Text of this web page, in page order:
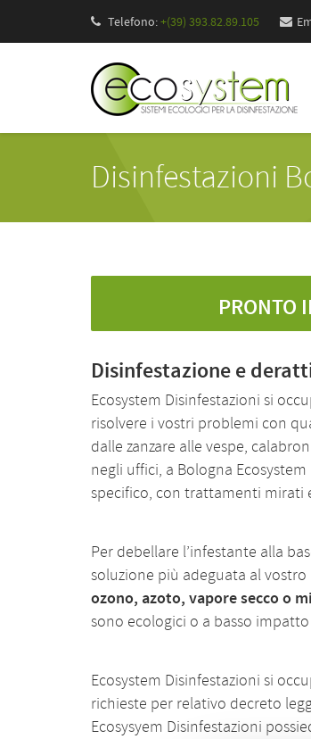
Telefono:+(39) 393.82.89.105
Disinfestazioni
PRONTO
Disinfestazione e
Ecosystem Disinfestazioni si
risolvere i vostri problemi con
dalle zanzare alle vespe,
negli uffici, a Bologna
specifico, con trattamenti mirati
Per debellare l’infestante alla
soluzione più adeguata al
ozono, azoto, vapore secco o
sono ecologici o a basso
Ecosystem Disinfestazioni si
richieste per relativo decreto
Ecosysyem Disinfestazioni